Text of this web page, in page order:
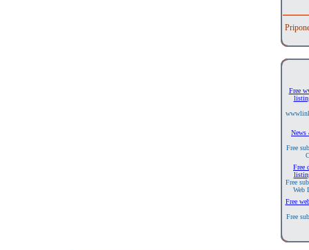
Free
News
Free
Free
Free
Web
Free
Free